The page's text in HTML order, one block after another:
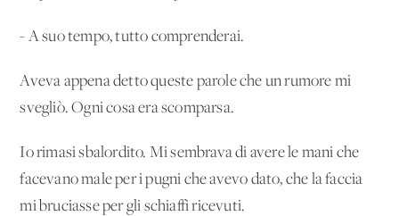
- A suo tempo, tutto comprenderai.
Aveva appena detto queste parole che un rumore mi
svegliò. Ogni cosa era scomparsa.
Io rimasi sbalordito. Mi sembrava di avere le mani che
facevano male per i pugni che avevo dato, che la faccia
mi bruciasse per gli schiaffi ricevuti.